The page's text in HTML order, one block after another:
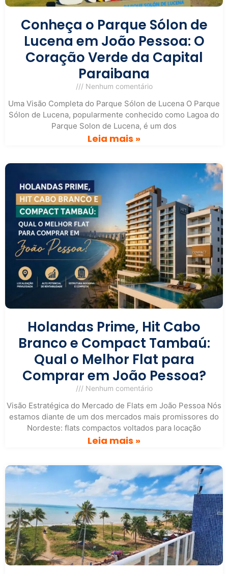
Conheça o Parque Sólon de
Lucena em João Pessoa: O
Coração Verde da Capital
Paraibana
Nenhum comentário
Uma Visão Completa do Parque Sólon de Lucena O Parque
Sólon de Lucena, popularmente conhecido como Lagoa do
Parque Solon de Lucena, é um dos
Leia mais »
Holandas Prime, Hit Cabo
Branco e Compact Tambaú:
Qual o Melhor Flat para
Comprar em João Pessoa?
Nenhum comentário
Visão Estratégica do Mercado de Flats em João Pessoa Nós
estamos diante de um dos mercados mais promissores do
Nordeste: flats compactos voltados para locação
Leia mais »